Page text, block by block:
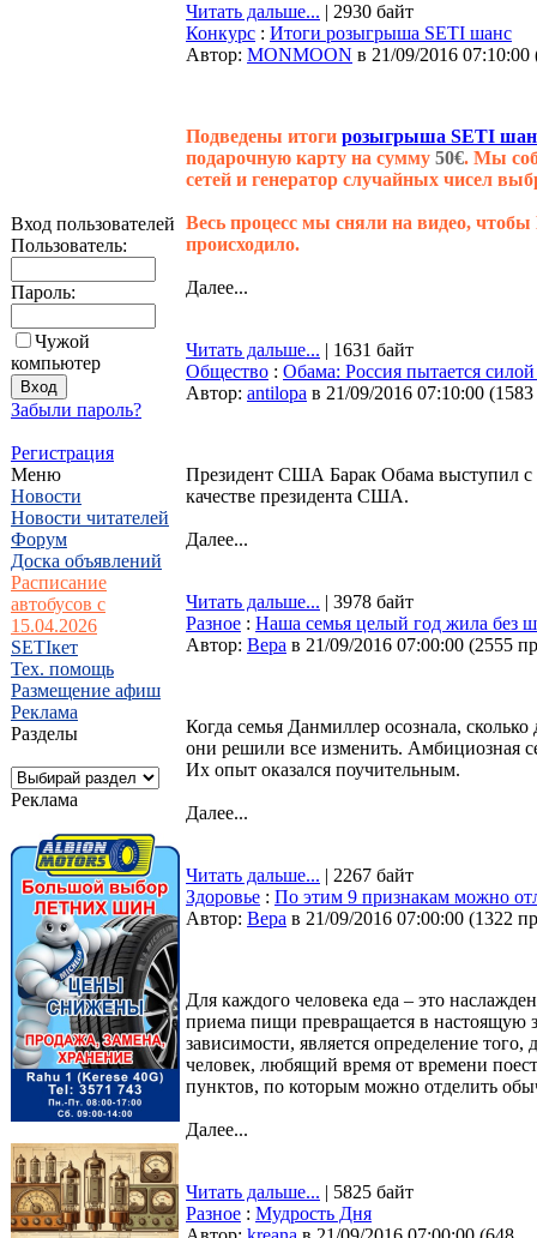
Вход пользователей
Пользователь:
Пароль:
Чужой
компьютер
Забыли пароль?
Регистрация
Меню
Новости
Новости читателей
Форум
Доска объявлений
Расписание
автобусов с
15.04.2026
SETIкет
Тех. помощь
Размещение афиш
Реклама
Разделы
Реклама
Читать дальше... | 2930 байт
Конкурс : Итоги розыгрыша SETI шанс
Автор: MONMOON в 21/09/2016 07:10:00
Подведены итоги розыгрыша SETI
подарочную карту на сумму 50€. Мы
сетей и генератор случайных чисел
Весь процесс мы сняли на видео,
происходило.
Далее...
Читать дальше... | 1631 байт
Общество : Обама: Россия пытается
Автор: antilopa в 21/09/2016 07:10:00 (
Президент США Барак Обама выступил с
качестве президента США.
Далее...
Читать дальше... | 3978 байт
Разное : Наша семья целый год жила без
Автор: Bepa в 21/09/2016 07:00:00 (2555
Когда семья Данмиллер осознала,
они решили все изменить. Амбициозная
Их опыт оказался поучительным.
Далее...
Читать дальше... | 2267 байт
Здоровье : По этим 9 признакам можно
Автор: Bepa в 21/09/2016 07:00:00 (1322
Для каждого человека еда – это
приема пищи превращается в настоящую
зависимости, является определение
человек, любящий время от времени
пунктов, по которым можно отделить
Далее...
Читать дальше... | 5825 байт
Разное : Мудрость Дня